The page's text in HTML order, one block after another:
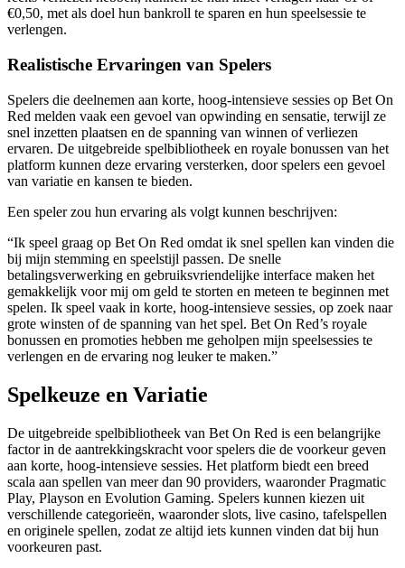
€0,50, met als doel hun bankroll te sparen en hun speelsessie te
verlengen.
Realistische Ervaringen van Spelers
Spelers die deelnemen aan korte, hoog-intensieve sessies op Bet On
Red melden vaak een gevoel van opwinding en sensatie, terwijl ze
snel inzetten plaatsen en de spanning van winnen of verliezen
ervaren. De uitgebreide spelbibliotheek en royale bonussen van het
platform kunnen deze ervaring versterken, door spelers een gevoel
van variatie en kansen te bieden.
Een speler zou hun ervaring als volgt kunnen beschrijven:
“Ik speel graag op Bet On Red omdat ik snel spellen kan vinden die
bij mijn stemming en speelstijl passen. De snelle
betalingsverwerking en gebruiksvriendelijke interface maken het
gemakkelijk voor mij om geld te storten en meteen te beginnen met
spelen. Ik speel vaak in korte, hoog-intensieve sessies, op zoek naar
grote winsten of de spanning van het spel. Bet On Red’s royale
bonussen en promoties hebben me geholpen mijn speelsessies te
verlengen en de ervaring nog leuker te maken.”
Spelkeuze en Variatie
De uitgebreide spelbibliotheek van Bet On Red is een belangrijke
factor in de aantrekkingskracht voor spelers die de voorkeur geven
aan korte, hoog-intensieve sessies. Het platform biedt een breed
scala aan spellen van meer dan 90 providers, waaronder Pragmatic
Play, Playson en Evolution Gaming. Spelers kunnen kiezen uit
verschillende categorieën, waaronder slots, live casino, tafelspellen
en originele spellen, zodat ze altijd iets kunnen vinden dat bij hun
voorkeuren past.